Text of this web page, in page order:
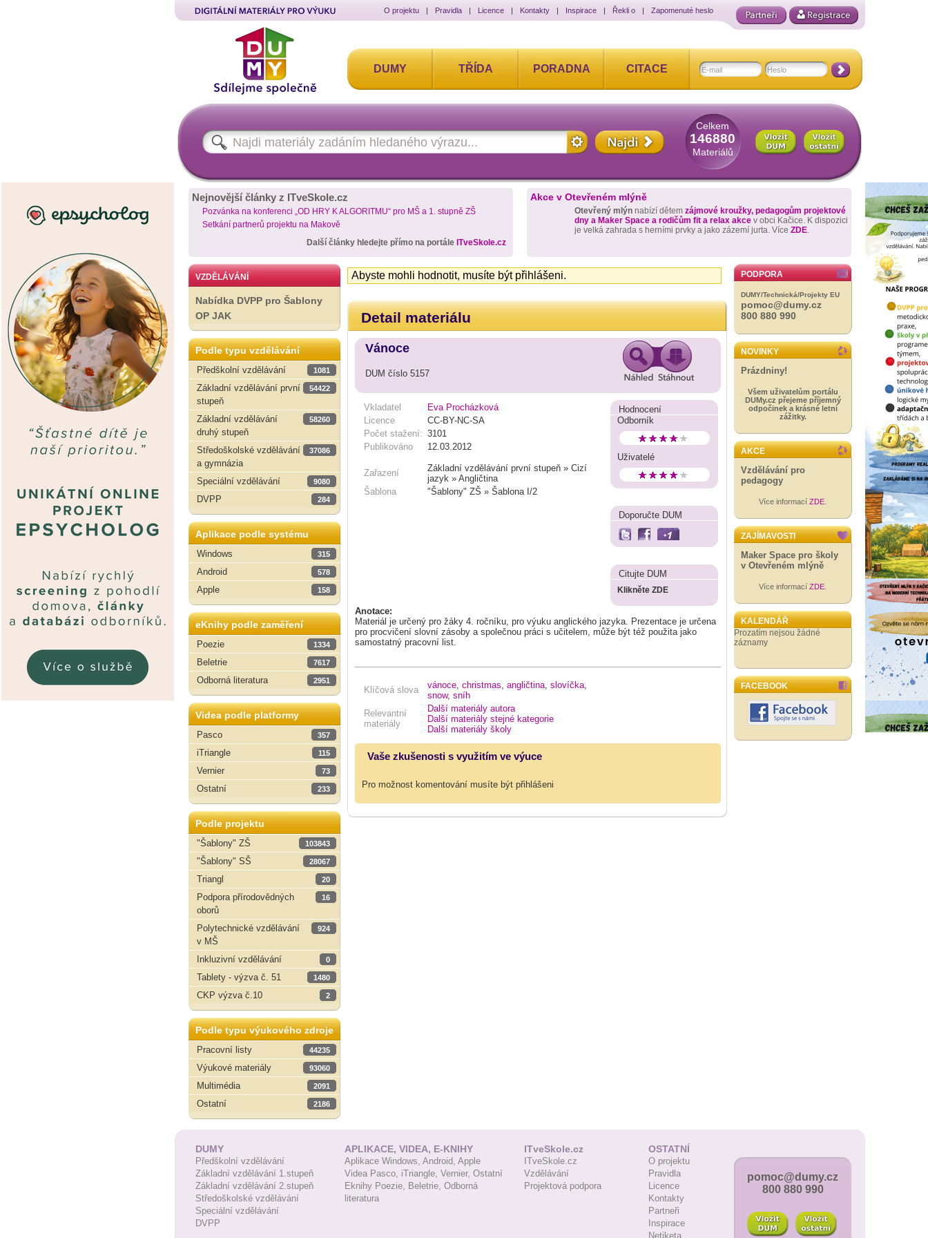
O projektu | Pravidla | Licence | Kontakty | Inspirace | Řekli o | Zapomenuté heslo
DUMY TŘÍDA PORADNA CITACE
Celkem
146880
Materiálů
Nejnovější články z ITveSkole.cz
Pozvánka na konferenci „OD HRY K ALGORITMU“ pro MŠ a 1. stupně ZŠ
Setkání partnerů projektu na Makově
Další články hledejte přímo na portále ITveSkole.cz
Akce v Otevřeném mlýně
Otevřený mlýn nabízí dětem zájmové kroužky, pedagogům projektové
dny a Maker Space a rodičům fit a relax akce v obci Kačice. K dispozici
je velká zahrada s herními prvky a jako zázemí jurta. Více ZDE.
VZDĚLÁVÁNÍ
Nabídka DVPP pro Šablony
OP JAK
Podle typu vzdělávání
Předškolní vzdělávání
1081
Základní vzdělávání první
stupeň
54422
Základní vzdělávání
druhý stupeň
58260
Středoškolské vzdělávání
a gymnázia
37086
Speciální vzdělávání 9080
DVPP 284
Aplikace podle systému
Windows
315
Android 578
Apple 158
eKnihy podle zaměření
Poezie
1334
Beletrie 7617
Odborná literatura 2951
Videa podle platformy
Pasco
357
iTriangle 115
Vernier 73
Ostatní 233
Podle projektu
"Šablony" ZŠ
103843
"Šablony" SŠ 28067
Triangl 20
Podpora přírodovědných
oborů
16
Polytechnické vzdělávání
v MŠ
924
Inkluzivní vzdělávání 0
Tablety - výzva č. 51 1480
CKP výzva č.10 2
Podle typu výukového zdroje
Pracovní listy
44235
Výukové materiály 93060
Multimédia 2091
Ostatní 2186
Abyste mohli hodnotit, musíte být přihlášeni.
Detail materiálu
Vánoce
DUM číslo 5157
Vkladatel
Eva Procházková
Licence
CC-BY-NC-SA
Počet stažení: 3101
Publikováno
12.03.2012
Zařazení
Základní vzdělávání první stupeň » Cizí
jazyk » Angličtina
Šablona
"Šablony" ZŠ » Šablona I/2
Hodnocení
Odborník
Uživatelé
Doporučte DUM
Citujte DUM
Klikněte ZDE
Anotace:
Materiál je určený pro žáky 4. ročníku, pro výuku anglického jazyka. Prezentace je určena
pro procvičení slovní zásoby a společnou práci s učitelem, může být též použita jako
samostatný pracovní list.
Klíčová slova vánoce christmas angličtina slovíčka
snow, sníh
Relevantní
materiály
Další materiály autora
Další materiály stejné kategorie
Další materiály školy
Vaše zkušenosti s využitím ve výuce
Pro možnost komentování musíte být přihlášeni
PODPORA
DUMY/Technická/Projekty EU
pomoc@dumy.cz
800 880 990
NOVINKY
Prázdniny!
Všem uživatelům portálu
DUMy.cz přejeme příjemný
odpočinek a krásné letní
zážitky.
AKCE
Vzdělávání pro
pedagogy
Více informací ZDE
ZAJÍMAVOSTI
Maker Space pro školy
v Otevřeném mlýně
Více informací ZDE
KALENDÁŘ
Prozatím nejsou žádné
záznamy
FACEBOOK
DUMY
Předškolní vzdělávání
Základní vzdělávání 1.stupeň
Základní vzdělávání 2.stupeň
Středoškolské vzdělávání
Speciální vzdělávání
DVPP
APLIKACE, VIDEA, E-KNIHY
Aplikace Windows, Android, Apple
Videa Pasco, iTriangle, Vernier, Ostatní
Eknihy Poezie, Beletrie, Odborná
literatura
ITveSkole.cz
ITveSkole.cz
Vzdělávání
Projektová podpora
OSTATNÍ
O projektu
Pravidla
Licence
Kontakty
Partneři
Inspirace
Netiketa
pomoc@dumy.cz
800 880 990